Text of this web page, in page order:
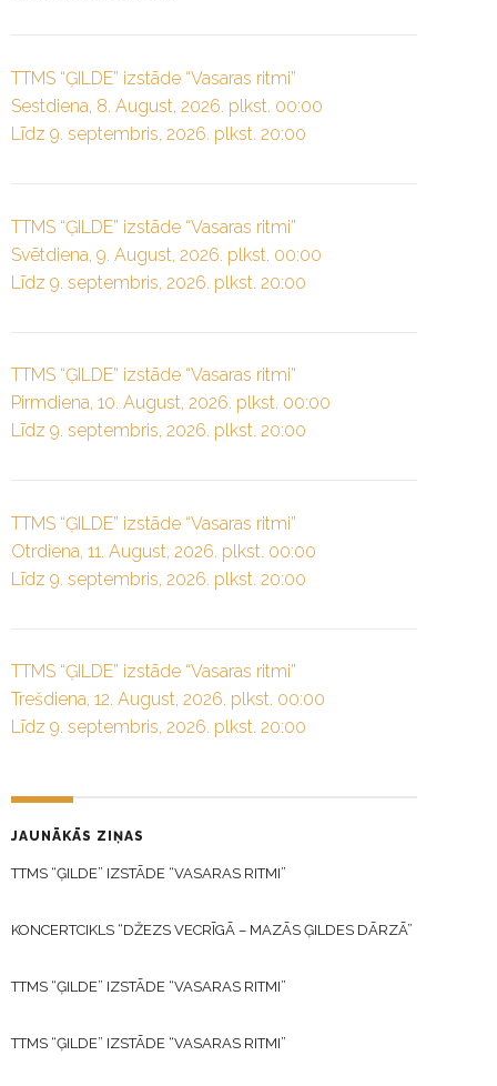
TTMS “ĢILDE” izstāde “Vasaras ritmi”
Sestdiena, 8. August, 2026. plkst. 00:00
Līdz 9. septembris, 2026. plkst. 20:00
TTMS “ĢILDE” izstāde “Vasaras ritmi”
Svētdiena, 9. August, 2026. plkst. 00:00
Līdz 9. septembris, 2026. plkst. 20:00
TTMS “ĢILDE” izstāde “Vasaras ritmi”
Pirmdiena, 10. August, 2026. plkst. 00:00
Līdz 9. septembris, 2026. plkst. 20:00
TTMS “ĢILDE” izstāde “Vasaras ritmi”
Otrdiena, 11. August, 2026. plkst. 00:00
Līdz 9. septembris, 2026. plkst. 20:00
TTMS “ĢILDE” izstāde “Vasaras ritmi”
Trešdiena, 12. August, 2026. plkst. 00:00
Līdz 9. septembris, 2026. plkst. 20:00
JAUNĀKĀS ZIŅAS
TTMS “ĢILDE” IZSTĀDE “VASARAS RITMI”
KONCERTCIKLS “DŽEZS VECRĪGĀ – MAZĀS ĢILDES DĀRZĀ”
TTMS “ĢILDE” IZSTĀDE “VASARAS RITMI”
TTMS “ĢILDE” IZSTĀDE “VASARAS RITMI”